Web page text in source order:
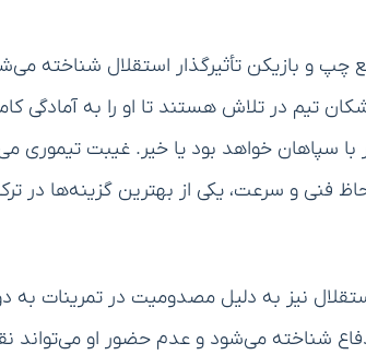
چپ و بازیکن تأثیرگذار استقلال شناخته
تیم در تلاش هستند تا او را به آمادگی
با سپاهان خواهد بود یا خیر. غیبت تیموری
لحاظ فنی و سرعت، یکی از بهترین گزینه‌ها در
نیز به دلیل مصدومیت در تمرینات به
شناخته می‌شود و عدم حضور او می‌تواند